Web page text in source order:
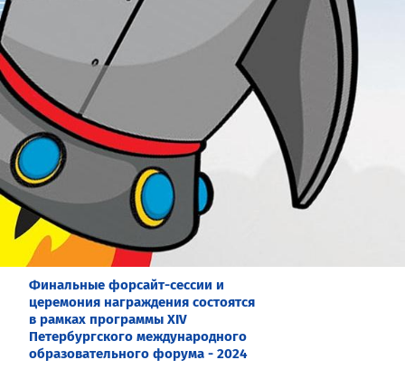
Финальные форсайт-сессии и
церемония награждения состоятся
в рамках программы XIV
Петербургского международного
образовательного форума - 2024